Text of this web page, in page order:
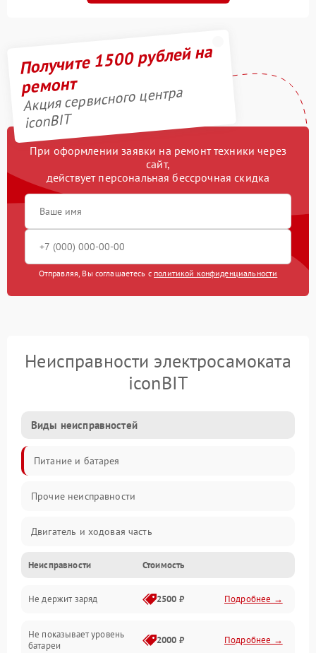
Получите 1500 рублей на
ремонт
Акция сервисного центра
iconBIT
При оформлении заявки на ремонт техники через
сайт,
действует персональная бессрочная скидка
Отправляя, Вы соглашаетесь с политикой конфиденциальности
Неисправности электросамоката
iconBIT
Виды неисправностей
Питание и батарея
Прочие неисправности
Двигатель и ходовая часть
Тормоза и безопасность
Подвеска и колеса
Электроника и управление
Неисправности Стоимость
Не держит заряд 2500 ₽ Подробнее →
Не показывает уровень
батареи
2000 ₽ Подробнее →